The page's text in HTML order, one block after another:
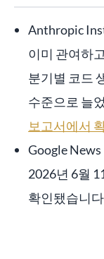
Anthropic
이미 관여하
분기별 코드
수준으로 늘
보고서에서
Google
2026년 6월
확인됐습니